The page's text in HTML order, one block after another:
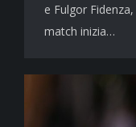
e Fulgor
match inizia…